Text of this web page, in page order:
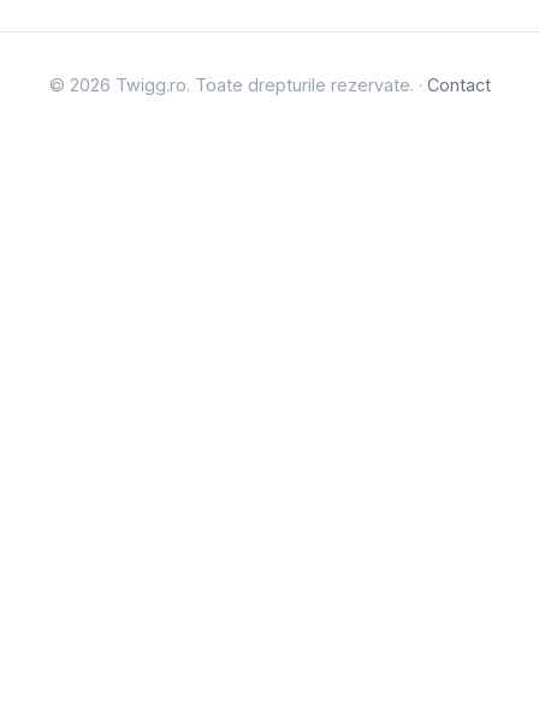
© 2026 Twigg.ro. Toate drepturile rezervate. · Contact